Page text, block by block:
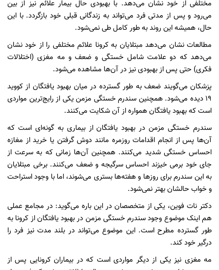
مختلفی از خود نشان می‌دهد. با بهبودی حال بیمار علائم نیز از بین
می‌رود و پس از مدتی فرد می‌تواند به زندگانی قبلی خود بازگردد. با این
حال، همیشه این روند به طور کامل طی نمی‌شود.
مطالعات نشان می‌دهد مبتلایان به کرونا علائم مختلفی را از خود نشان
می‌دهد که دو علامت شامل خستگی و ضعف و مه مغزی (اختلالات
فکری) حتی پس از بهبودی نیز در آن‌ها مشاهده می‌شود.
پزشکان می‌گویند ضعف به طور گسترده در میان بهبود یافتگان از کووید
۱۹ دیده می‌شود. همچنین سندرم خستگی مزمن یکی از رایج‌ترین مواردی
است که بهبود یافتگان همواره از آن شکایت می‌کنند.
سندرم خستگی مزمن در بهبود یافتگان از بیماری به گونه‌ای است که
آن‌ها پس از انجام اقدامات روزمره مانند دوش گرفتن یا خرید از مغازه
احساس خستگی شدید می‌کنند. همچنین آن‌ها زمانی که به سرعت از
جای خود برمی خیزند احساس سرگیجه و ضعف می‌کنند. برخی مبتلایان
به این سندرم برای روز‌ها و هفته‌ها بستری می‌شوند، اما با وجود استراحت
و خواب حالشان بهتر نمی‌شود.
دکتر نات فوین، یکی از متخصصان در این باره می‌گوید: در مجامع عملی
هم اینک موضوع وجود سندرم خستگی مزمن در بهبود یافتگان از کرونا به
طور گسترده مطرح است. این موضوع می‌تواند در بلند مدت نیز فرد را
درگیر خود کند.
مه مغزی نیز یکی از دیگر مواردی است که در بیماران کرونایی پس از